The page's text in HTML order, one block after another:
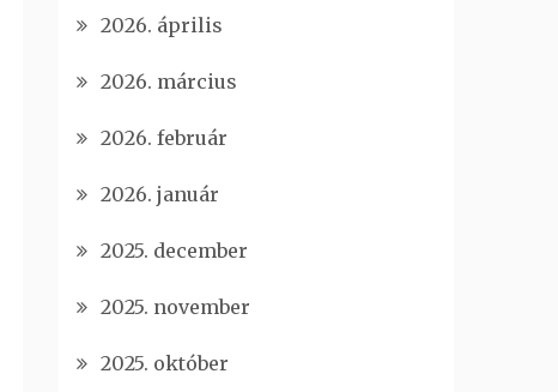
2026. április
2026. március
2026. február
2026. január
2025. december
2025. november
2025. október